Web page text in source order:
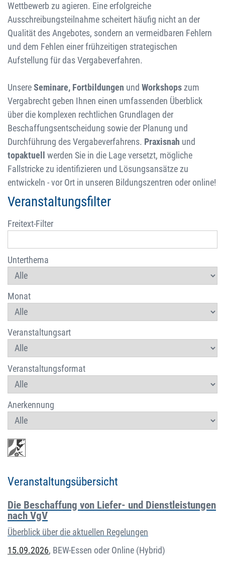
Wettbewerb zu agieren. Eine erfolgreiche
Ausschreibungsteilnahme scheitert häufig nicht an der
Qualität des Angebotes, sondern an vermeidbaren Fehlern
und dem Fehlen einer frühzeitigen strategischen
Aufstellung für das Vergabeverfahren.
UnsereSeminare, Fortbildungen und Workshops zum
Vergabrecht geben Ihnen einen umfassenden Überblick
über die komplexen rechtlichen Grundlagen der
Beschaffungsentscheidung sowie der Planung und
Durchführung des Vergabeverfahrens. Praxisnah und
topaktuell werden Sie in die Lage versetzt, mögliche
Fallstricke zu identifizieren und Lösungsansätze zu
entwickeln - vor Ort in unseren Bildungszentren oder online!
Veranstaltungsfilter
Freitext-Filter
Unterthema
Monat
Veranstaltungsart
Veranstaltungsformat
Anerkennung
Veranstaltungsübersicht
Die Beschaffung von Liefer- und Dienstleistungen
nach VgV
Überblick über die aktuellen Regelungen
15.09.2026, BEW-Essen oder Online (Hybrid)